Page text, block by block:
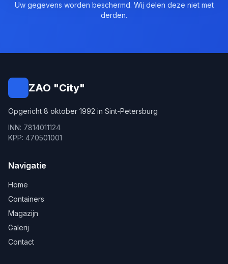
Uw gegevens worden beschermd. Wij delen deze niet met
derden.
ZAO "City"
Opgericht 8 oktober 1992 in Sint-Petersburg
INN: 7814011124
KPP: 470501001
Navigatie
Home
Containers
Magazijn
Galerij
Contact